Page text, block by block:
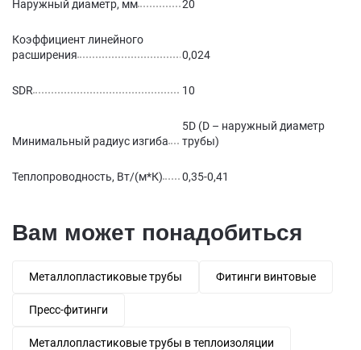
Наружный диаметр, мм 20
Коэффициент линейного
расширения
0,024
SDR 10
Минимальный радиус изгиба
5D (D – наружный диаметр
трубы)
Теплопроводность, Вт/(м*К) 0,35-0,41
Вам может понадобиться
Металлопластиковые трубы Фитинги винтовые
Пресс-фитинги
Металлопластиковые трубы в теплоизоляции